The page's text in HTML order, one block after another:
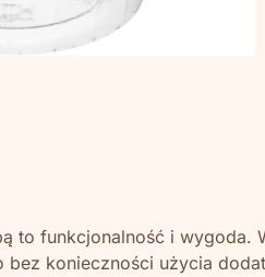
to funkcjonalność i
bez konieczności użycia